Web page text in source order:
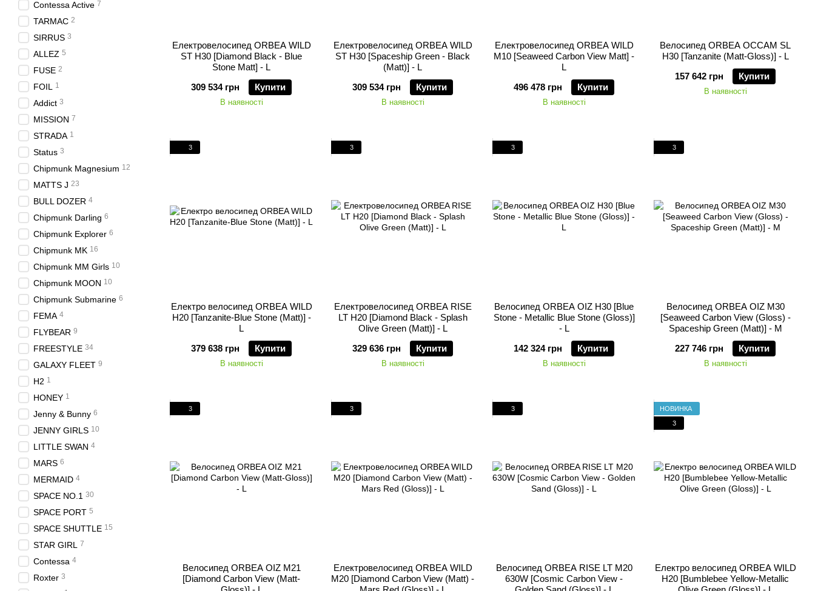
Електровелосипед ORBEA WILD
ST H30 [Diamond Black - Blue
Stone Matt] - L
309 534 грн
Купити
В наявності
Електровелосипед ORBEA WILD
ST H30 [Spaceship Green - Black
(Matt)] - L
309 534 грн
Купити
В наявності
Електровелосипед ORBEA WILD
M10 [Seaweed Carbon View Matt] -
L
496 478 грн
Купити
В наявності
Велосипед ORBEA OCCAM SL
H30 [Tanzanite (Matt-Gloss)] - L
157 642 грн
Купити
В наявності
3
Електро велосипед ORBEA WILD
H20 [Tanzanite-Blue Stone (Matt)] -
L
379 638 грн
Купити
В наявності
3
Електровелосипед ORBEA RISE
LT H20 [Diamond Black - Splash
Olive Green (Matt)] - L
329 636 грн
Купити
В наявності
3
Велосипед ORBEA OIZ H30 [Blue
Stone - Metallic Blue Stone (Gloss)]
- L
142 324 грн
Купити
В наявності
3
Велосипед ORBEA OIZ M30
[Seaweed Carbon View (Gloss) -
Spaceship Green (Matt)] - M
227 746 грн
Купити
В наявності
3
Велосипед ORBEA OIZ M21
[Diamond Carbon View (Matt-
3
Електровелосипед ORBEA WILD
M20 [Diamond Carbon View (Matt) -
3
Велосипед ORBEA RISE LT M20
630W [Cosmic Carbon View -
НОВИНКА
3
Електро велосипед ORBEA WILD
H20 [Bumblebee Yellow-Metallic
Contessa Active 7
TARMAC 2
SIRRUS 3
ALLEZ 5
FUSE 2
FOIL 1
Addict 3
MISSION 7
STRADA 1
Status 3
Chipmunk Magnesium 12
MATTS J 23
BULL DOZER 4
Chipmunk Darling 6
Chipmunk Explorer 6
Chipmunk MK 16
Chipmunk MM Girls 10
Chipmunk MOON 10
Chipmunk Submarine 6
FEMA 4
FLYBEAR 9
FREESTYLE 34
GALAXY FLEET 9
H2 1
HONEY 1
Jenny & Bunny 6
JENNY GIRLS 10
LITTLE SWAN 4
MARS 6
MERMAID 4
SPACE NO.1 30
SPACE PORT 5
SPACE SHUTTLE 15
STAR GIRL 7
Contessa 4
Roxter 3